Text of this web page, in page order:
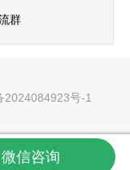
群
2024084923号-1
微信咨询